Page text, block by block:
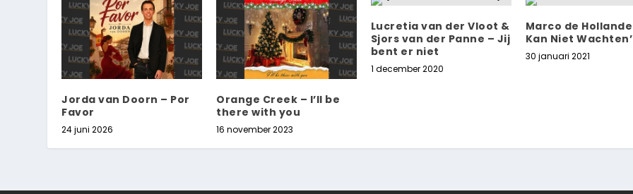
Jorda van Doorn – Por
Favor
24 juni 2026
Orange Creek – I’ll be
there with you
16 november 2023
Lucretia van der Vloot &
Sjors van der Panne – Jij
bent er niet
1 december 2020
Marco de
Kan Niet Wachten’
30 januari 2021